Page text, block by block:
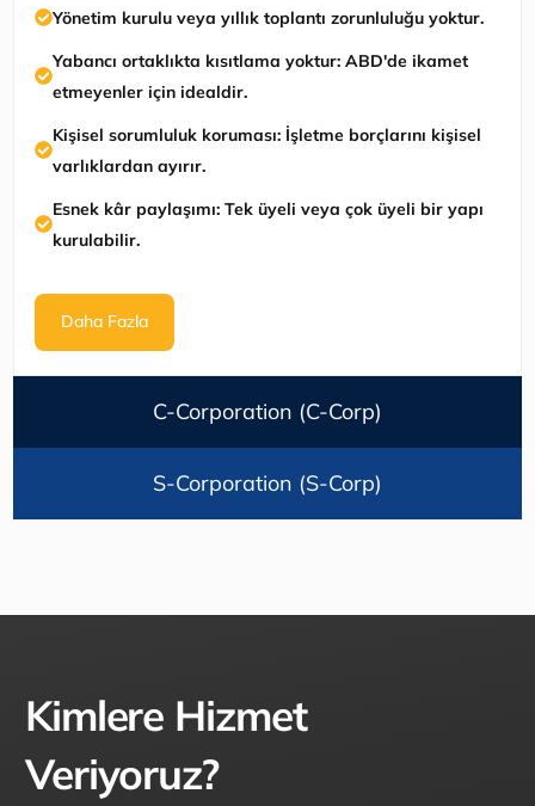
C-Corporation (C-Corp)
S-Corporation (S-Corp)
Yönetim kurulu veya yıllık toplantı zorunluluğu yoktur.
Yabancı ortaklıkta kısıtlama yoktur: ABD'de ikamet
etmeyenler için idealdir.
Kişisel sorumluluk koruması: İşletme borçlarını kişisel
varlıklardan ayırır.
Esnek kâr paylaşımı: Tek üyeli veya çok üyeli bir yapı
kurulabilir.
Daha Fazla
Kimlere Hizmet
Veriyoruz?